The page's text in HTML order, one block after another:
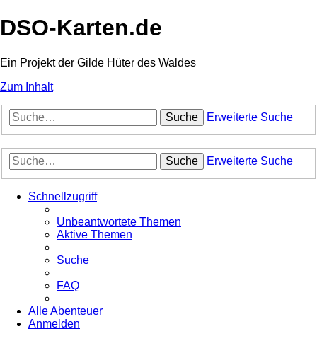
DSO-Karten.de
Ein Projekt der Gilde Hüter des Waldes
Zum Inhalt
Suche Erweiterte Suche
Suche Erweiterte Suche
Schnellzugriff
Unbeantwortete Themen
Aktive Themen
Suche
FAQ
Alle Abenteuer
Anmelden